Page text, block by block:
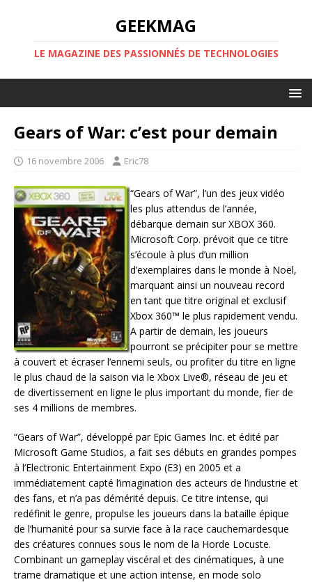
GEEKMAG
LE MAGAZINE DES PASSIONNÉS DE TECHNOLOGIES
Gears of War: c’est pour demain
16 novembre 2006 Eric78
“Gears of War”, l’un des jeux vidéo
les plus attendus de l’année,
débarque demain sur XBOX 360.
Microsoft Corp. prévoit que ce titre
s’écoule à plus d’un million
d’exemplaires dans le monde à Noël,
marquant ainsi un nouveau record
en tant que titre original et exclusif
Xbox 360™ le plus rapidement vendu.
A partir de demain, les joueurs
pourront se précipiter pour se mettre
à couvert et écraser l’ennemi seuls, ou profiter du titre en ligne
le plus chaud de la saison via le Xbox Live®, réseau de jeu et
de divertissement en ligne le plus important du monde, fier de
ses 4 millions de membres.
“Gears of War”, développé par Epic Games Inc. et édité par
Microsoft Game Studios, a fait ses débuts en grandes pompes
à l’Electronic Entertainment Expo (E3) en 2005 et a
immédiatement capté l’imagination des acteurs de l’industrie et
des fans, et n’a pas démérité depuis. Ce titre intense, qui
redéfinit le genre, propulse les joueurs dans la bataille épique
de l’humanité pour sa survie face à la race cauchemardesque
des créatures connues sous le nom de la Horde Locuste.
Combinant un gameplay viscéral et des cinématiques, à une
trame dramatique et une action intense, en mode solo